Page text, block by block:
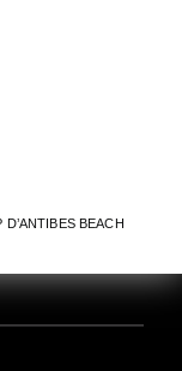
D’ANTIBES BEACH